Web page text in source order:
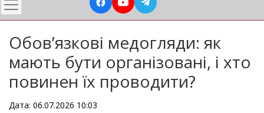
Обовʼязкові медогляди: як
мають бути організовані, і хто
повинен їх проводити?
Дата: 06.07.2026 10:03